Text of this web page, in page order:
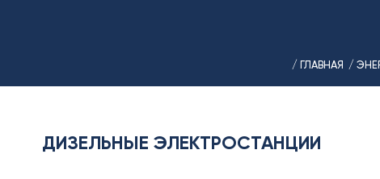
/ ГЛАВНАЯ /
ДИЗЕЛЬНЫЕ ЭЛЕКТРОСТАНЦИИ